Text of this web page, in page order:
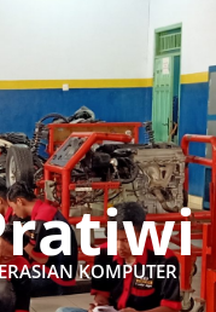
KOMPUTER